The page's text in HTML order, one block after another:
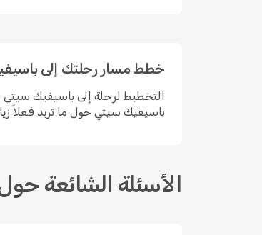
خطط مسار رحلتك إلى
باسيفيك سيتي حول ما تريد فعلاً
الأسئلة الشائعة